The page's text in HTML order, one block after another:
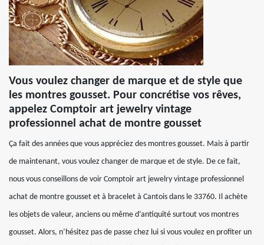
Vous voulez changer de marque et de style que
les montres gousset. Pour concrétise vos rêves,
appelez Comptoir art jewelry vintage
professionnel achat de montre gousset
Ça fait des années que vous appréciez des montres gousset. Mais à partir
de maintenant, vous voulez changer de marque et de style. De ce fait,
nous vous conseillons de voir Comptoir art jewelry vintage professionnel
achat de montre gousset et à bracelet à Cantois dans le 33760. Il achète
les objets de valeur, anciens ou même d’antiquité surtout vos montres
gousset. Alors, n’hésitez pas de passe chez lui si vous voulez en profiter un